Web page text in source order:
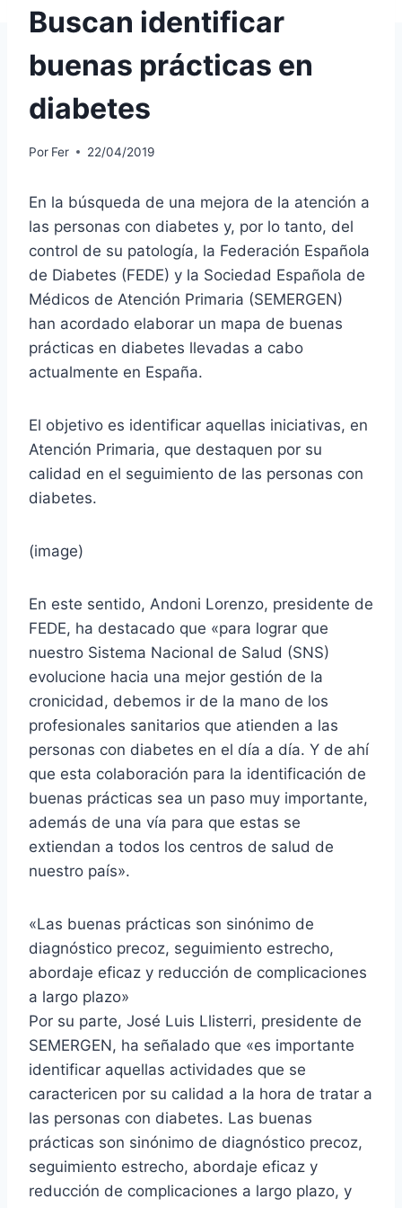
Buscan identificar
buenas prácticas en
diabetes
Por Fer 22/04/2019
En la búsqueda de una mejora de la atención a
las personas con diabetes y, por lo tanto, del
control de su patología, la Federación Española
de Diabetes (FEDE) y la Sociedad Española de
Médicos de Atención Primaria (SEMERGEN)
han acordado elaborar un mapa de buenas
prácticas en diabetes llevadas a cabo
actualmente en España.
El objetivo es identificar aquellas iniciativas, en
Atención Primaria, que destaquen por su
calidad en el seguimiento de las personas con
diabetes.
(image)
En este sentido, Andoni Lorenzo, presidente de
FEDE, ha destacado que «para lograr que
nuestro Sistema Nacional de Salud (SNS)
evolucione hacia una mejor gestión de la
cronicidad, debemos ir de la mano de los
profesionales sanitarios que atienden a las
personas con diabetes en el día a día. Y de ahí
que esta colaboración para la identificación de
buenas prácticas sea un paso muy importante,
además de una vía para que estas se
extiendan a todos los centros de salud de
nuestro país».
«Las buenas prácticas son sinónimo de
diagnóstico precoz, seguimiento estrecho,
abordaje eficaz y reducción de complicaciones
a largo plazo»
Por su parte, José Luis Llisterri, presidente de
SEMERGEN, ha señalado que «es importante
identificar aquellas actividades que se
caractericen por su calidad a la hora de tratar a
las personas con diabetes. Las buenas
prácticas son sinónimo de diagnóstico precoz,
seguimiento estrecho, abordaje eficaz y
reducción de complicaciones a largo plazo, y